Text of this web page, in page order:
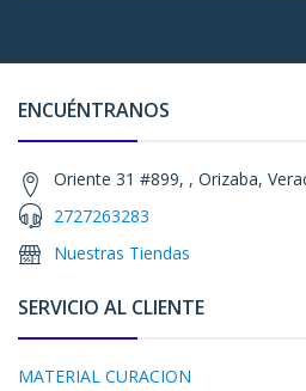
ENCUÉNTRANOS
Oriente 31 #899, , Orizaba,
2727263283
Nuestras Tiendas
SERVICIO AL CLIENTE
MATERIAL CURACION